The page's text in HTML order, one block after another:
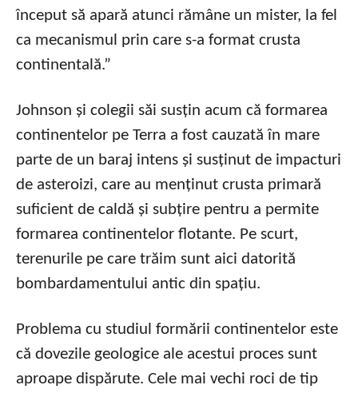
început să apară atunci rămâne un mister, la fel
ca mecanismul prin care s-a format crusta
continentală.”
Johnson și colegii săi susțin acum că formarea
continentelor pe Terra a fost cauzată în mare
parte de un baraj intens și susținut de impacturi
de asteroizi, care au menținut crusta primară
suficient de caldă și subțire pentru a permite
formarea continentelor flotante. Pe scurt,
terenurile pe care trăim sunt aici datorită
bombardamentului antic din spațiu.
Problema cu studiul formării continentelor este
că dovezile geologice ale acestui proces sunt
aproape dispărute. Cele mai vechi roci de tip